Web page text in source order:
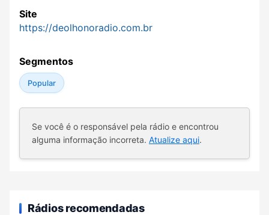
Site
https://deolhonoradio.com.br
Segmentos
Popular
Se você é o responsável pela rádio e encontrou
alguma informação incorreta. Atualize aqui.
Rádios recomendadas